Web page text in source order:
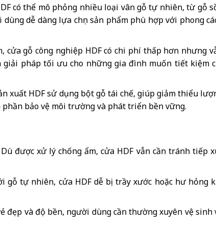
có thể mô phỏng nhiều loại vân gỗ tự nhiên, từ gỗ
dễ dàng lựa chọn sản phẩm phù hợp với phong
cửa gỗ công nghiệp HDF có chi phí thấp hơn nhưng
giải pháp tối ưu cho những gia đình muốn tiết kiệm
xuất HDF sử dụng bột gỗ tái chế, giúp giảm thiểu
bảo vệ môi trường và phát triển bền vững.
Dù được xử lý chống ẩm, cửa HDF vẫn cần tránh tiếp
gỗ tự nhiên, cửa HDF dễ bị trầy xước hoặc hư hỏng
đẹp và độ bền, người dùng cần thường xuyên vệ sinh